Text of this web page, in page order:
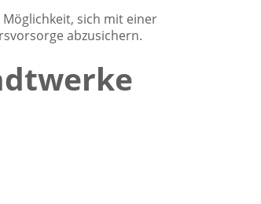
sich mit einer
abzusichern.